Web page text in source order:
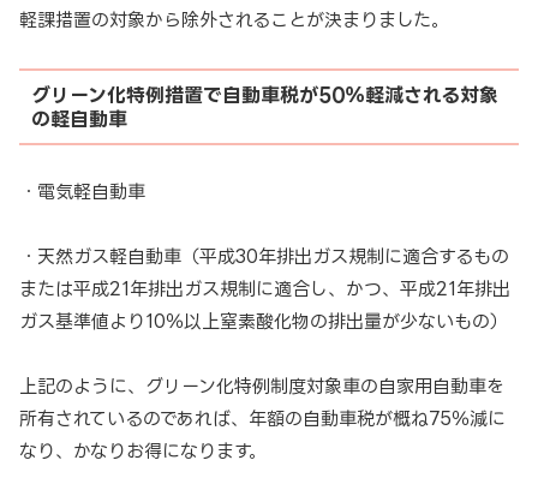
軽課措置の対象から除外されることが決まりました。
グリーン化特例措置で自動車税が50％軽減される対象
の軽自動車
・電気軽自動車
・天然ガス軽自動車（平成30年排出ガス規制に適合するもの
または平成21年排出ガス規制に適合し、かつ、平成21年排出
ガス基準値より10％以上窒素酸化物の排出量が少ないもの）
上記のように、グリーン化特例制度対象車の自家用自動車を
所有されているのであれば、年額の自動車税が概ね75％減に
なり、かなりお得になります。